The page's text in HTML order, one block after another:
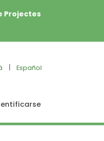
Projectes
| Español